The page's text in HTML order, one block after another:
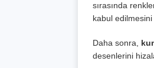
sırasında
kabul
Daha sonra,
desenlerini